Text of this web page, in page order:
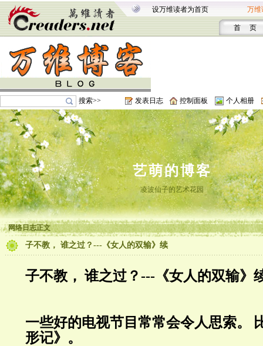
设万维读者为首页 万维
首 页
搜索>> 发表日志 控制面板 个人相册
艺萌的博客
凌波仙子的艺术花园
网络日志正文
子不教， 谁之过？---《女人的双输》续
子不教， 谁之过？--- 《女人的双输》
一些好的电视节目常常会令人思索。
形记》。